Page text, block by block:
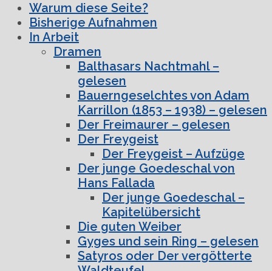
Warum diese Seite?
Bisherige Aufnahmen
In Arbeit
Dramen
Balthasars Nachtmahl –
gelesen
Bauerngeselchtes von Adam
Karrillon (1853 – 1938) – gelesen
Der Freimaurer – gelesen
Der Freygeist
Der Freygeist – Aufzüge
Der junge Goedeschal von
Hans Fallada
Der junge Goedeschal –
Kapitelübersicht
Die guten Weiber
Gyges und sein Ring – gelesen
Satyros oder Der vergötterte